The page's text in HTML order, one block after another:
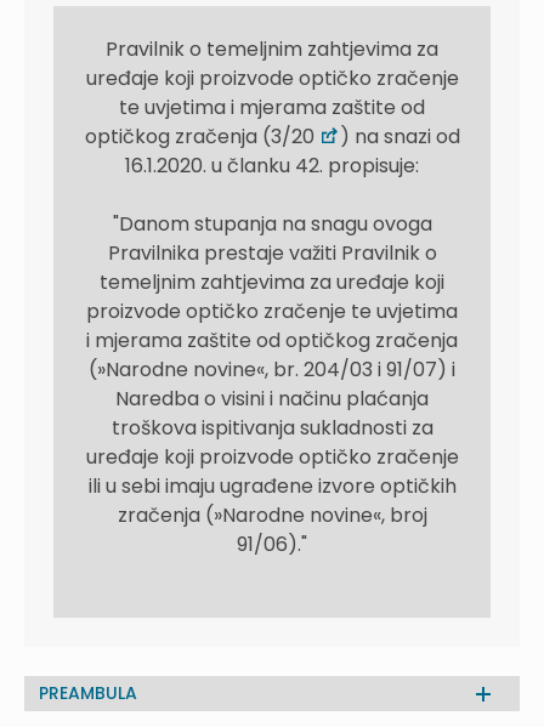
Pravilnik o temeljnim zahtjevima za
uređaje koji proizvode optičko zračenje
te uvjetima i mjerama zaštite od
optičkog zračenja (3/20
) na snazi od
16.1.2020. u članku 42. propisuje:
"Danom stupanja na snagu ovoga
Pravilnika prestaje važiti Pravilnik o
temeljnim zahtjevima za uređaje koji
proizvode optičko zračenje te uvjetima
i mjerama zaštite od optičkog zračenja
(»Narodne novine«, br. 204/03 i 91/07) i
Naredba o visini i načinu plaćanja
troškova ispitivanja sukladnosti za
uređaje koji proizvode optičko zračenje
ili u sebi imaju ugrađene izvore optičkih
zračenja (»Narodne novine«, broj
91/06)."
PREAMBULA